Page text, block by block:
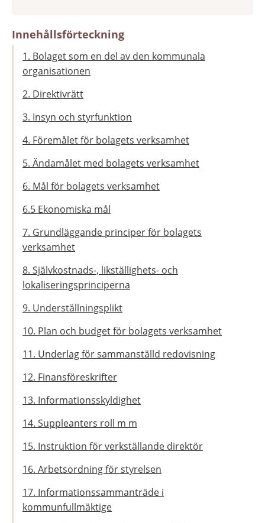
Innehållsförteckning
1. Bolaget som en del av den kommunala
organisationen
2. Direktivrätt
3. Insyn och styrfunktion
4. Föremålet för bolagets verksamhet
5. Ändamålet med bolagets verksamhet
6. Mål för bolagets verksamhet
6.5 Ekonomiska mål
7. Grundläggande principer för bolagets
verksamhet
8. Självkostnads-, likställighets- och
lokaliseringsprinciperna
9. Underställningsplikt
10. Plan och budget för bolagets verksamhet
11. Underlag för sammanställd redovisning
12. Finansföreskrifter
13. Informationsskyldighet
14. Suppleanters roll m m
15. Instruktion för verkställande direktör
16. Arbetsordning för styrelsen
17. Informationssammanträde i
kommunfullmäktige